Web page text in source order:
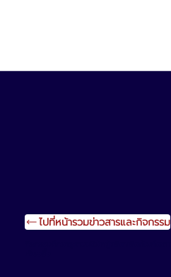
ไปที่หน้ารวมข่าวสารและกิจกรรม